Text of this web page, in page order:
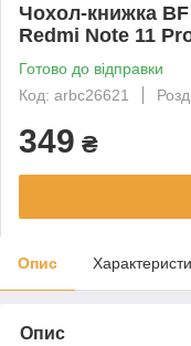
Чохол-книжка
Redmi Note 11
Готово до відправки
Код: arbc26621
349 ₴
Опис
Опис